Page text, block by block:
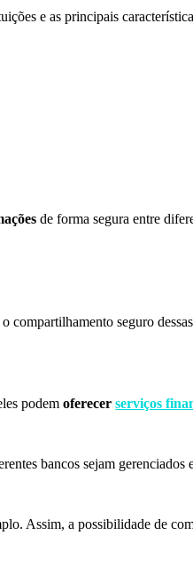
e as principais
de forma segura entre
podem oferecerserviços
bancos sejam gerenciados
Assim, a possibilidade de